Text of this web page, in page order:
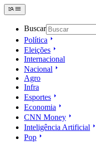
Buscar
Política
Eleições
Internacional
Nacional
Agro
Infra
Esportes
Economia
CNN Money
Inteligência Artificial
Pop